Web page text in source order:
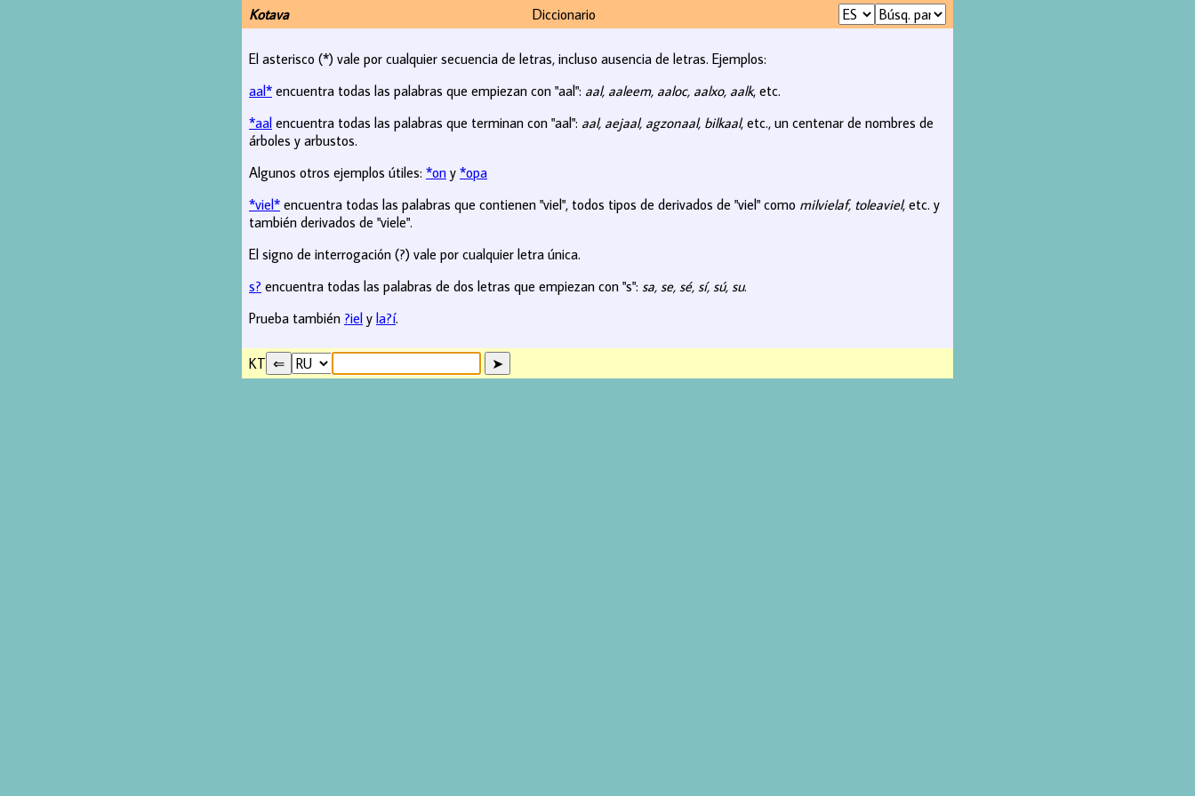
Kotava Diccionario
El asterisco (*) vale por cualquier secuencia de letras, incluso ausencia de letras. Ejemplos:
aal* encuentra todas las palabras que empiezan con "aal": aal, aaleem, aaloc, aalxo, aalk, etc.
*aal encuentra todas las palabras que terminan con "aal": aal, aejaal, agzonaal, bilkaal, etc., un centenar de nombres de
árboles y arbustos.
Algunos otros ejemplos útiles: *on y *opa
*viel* encuentra todas las palabras que contienen "viel", todos tipos de derivados de "viel" como milvielaf, toleaviel, etc. y
también derivados de "viele".
El signo de interrogación (?) vale por cualquier letra única.
s? encuentra todas las palabras de dos letras que empiezan con "s": sa, se, sé, sí, sú, su.
Prueba también ?iel y la?í.
KT